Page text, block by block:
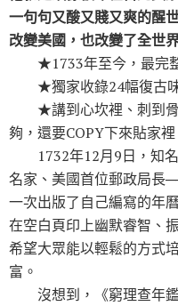
一句句又酸又賤又爽的醒
改變美國，也改變了全世
★1733年至今，最完
★獨家收錄24幅復古
★講到心坎裡、刺到骨
夠，還要COPY下來貼家裡
1732年12月9日，知名
名家、美國首位郵政局長
一次出版了自己編寫的年
在空白頁印上幽默睿智、
希望大眾能以輕鬆的方式
富。
沒想到，《窮理查年鑑